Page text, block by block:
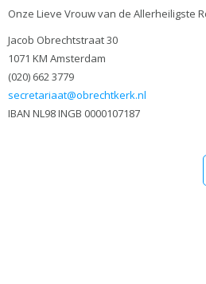
Onze Lieve Vrouw van de Allerheiligste
Jacob Obrechtstraat 30
1071 KM Amsterdam
(020) 662 3779
secretariaat@obrechtkerk.nl
IBAN NL98 INGB 0000107187